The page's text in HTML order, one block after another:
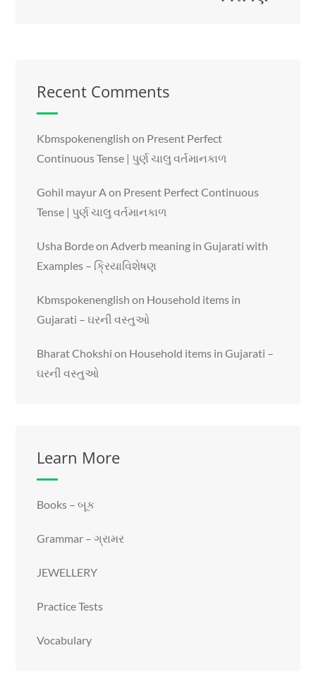
Recent Comments
Kbmspokenenglish on Present Perfect
Continuous Tense | પુર્ણ ચાલુ વર્તમાનકાળ
Gohil mayur A on Present Perfect Continuous
Tense | પુર્ણ ચાલુ વર્તમાનકાળ
Usha Bordeon Adverb meaning in Gujarati with
Examples – ક્રિયાવિશેષણ
Kbmspokenenglish on Household items in
Gujarati – ઘરની વસ્તુઓ
Bharat Chokshi on Household items in Gujarati –
ઘરની વસ્તુઓ
Learn More
Books – બૂક
Grammar – ગ્રામર
JEWELLERY
Practice Tests
Vocabulary